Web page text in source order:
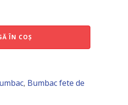
ÎN COȘ
, Bumbac fete de